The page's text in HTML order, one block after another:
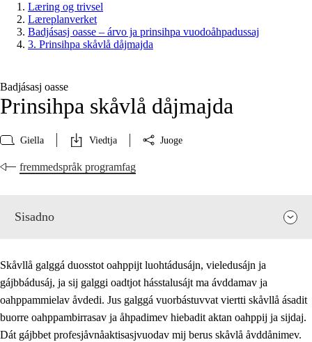
Læring og trivsel
Læreplanverket
Badjásasj oasse – árvo ja prinsihpa vuodoåhpadussaj
3. Prinsihpa skåvlå dåjmajda
Badjásasj oasse
Prinsihpa skåvlå dåjmajda
Giella Viedtja Juoge
fremmedspråk programfag
Sisadno
Skåvllå galggá duosstot oahppijt luohtádusájn, vieledusájn ja
gájbbádusáj, ja sij galggi oadtjot hásstalusájt ma ávddamav ja
oahppammielav åvdedi. Jus galggá vuorbástuvvat viertti skåvllå ásadit
buorre oahppambirrasav ja åhpadimev hiebadit aktan oahppij ja sijdaj.
Dát gájbbet profesjåvnåaktisasjvuodav mij berus skåvlå åvddånimev.